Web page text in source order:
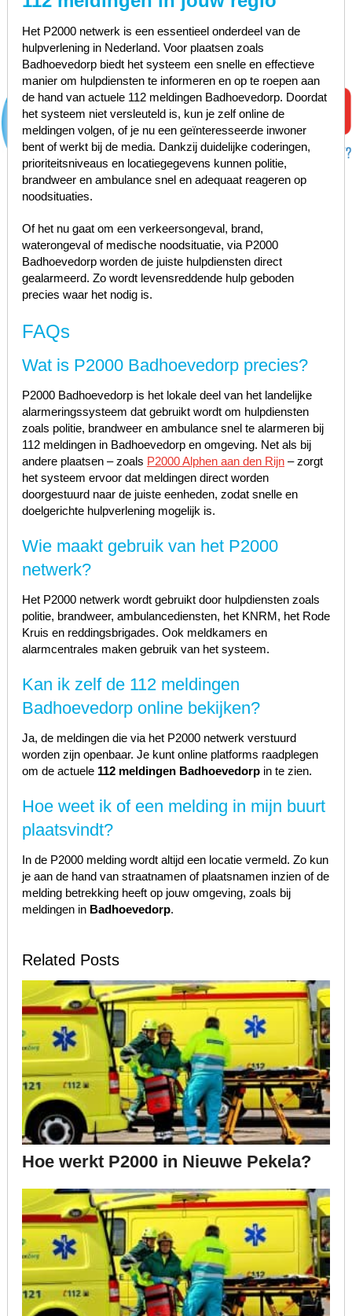
Het P2000 netwerk is een essentieel onderdeel van de
hulpverlening in Nederland. Voor plaatsen zoals
Badhoevedorp biedt het systeem een snelle en effectieve
manier om hulpdiensten te informeren en op te roepen aan
de hand van actuele 112 meldingen Badhoevedorp. Doordat
het systeem niet versleuteld is, kun je zelf online de
meldingen volgen, of je nu een geïnteresseerde inwoner
bent of werkt bij de media. Dankzij duidelijke coderingen,
prioriteitsniveaus en locatiegegevens kunnen politie,
brandweer en ambulance snel en adequaat reageren op
noodsituaties.
Of het nu gaat om een verkeersongeval, brand,
waterongeval of medische noodsituatie, via P2000
Badhoevedorp worden de juiste hulpdiensten direct
gealarmeerd. Zo wordt levensreddende hulp geboden
precies waar het nodig is.
FAQs
Wat is P2000 Badhoevedorp precies?
P2000 Badhoevedorp is het lokale deel van het landelijke
alarmeringssysteem dat gebruikt wordt om hulpdiensten
zoals politie, brandweer en ambulance snel te alarmeren bij
112 meldingen in Badhoevedorp en omgeving. Net als bij
andere plaatsen – zoals P2000 Alphen aan den Rijn– zorgt
het systeem ervoor dat meldingen direct worden
doorgestuurd naar de juiste eenheden, zodat snelle en
doelgerichte hulpverlening mogelijk is.
Wie maakt gebruik van het P2000
netwerk?
Het P2000 netwerk wordt gebruikt door hulpdiensten zoals
politie, brandweer, ambulancediensten, het KNRM, het Rode
Kruis en reddingsbrigades. Ook meldkamers en
alarmcentrales maken gebruik van het systeem.
Kan ik zelf de 112 meldingen
Badhoevedorp online bekijken?
Ja, de meldingen die via het P2000 netwerk verstuurd
worden zijn openbaar. Je kunt online platforms raadplegen
om de actuele 112 meldingen Badhoevedorpin te zien.
Hoe weet ik of een melding in mijn buurt
plaatsvindt?
In de P2000 melding wordt altijd een locatie vermeld. Zo kun
je aan de hand van straatnamen of plaatsnamen inzien of de
melding betrekking heeft op jouw omgeving, zoals bij
meldingen in Badhoevedorp.
Related Posts
Hoe werkt P2000 in Nieuwe Pekela?